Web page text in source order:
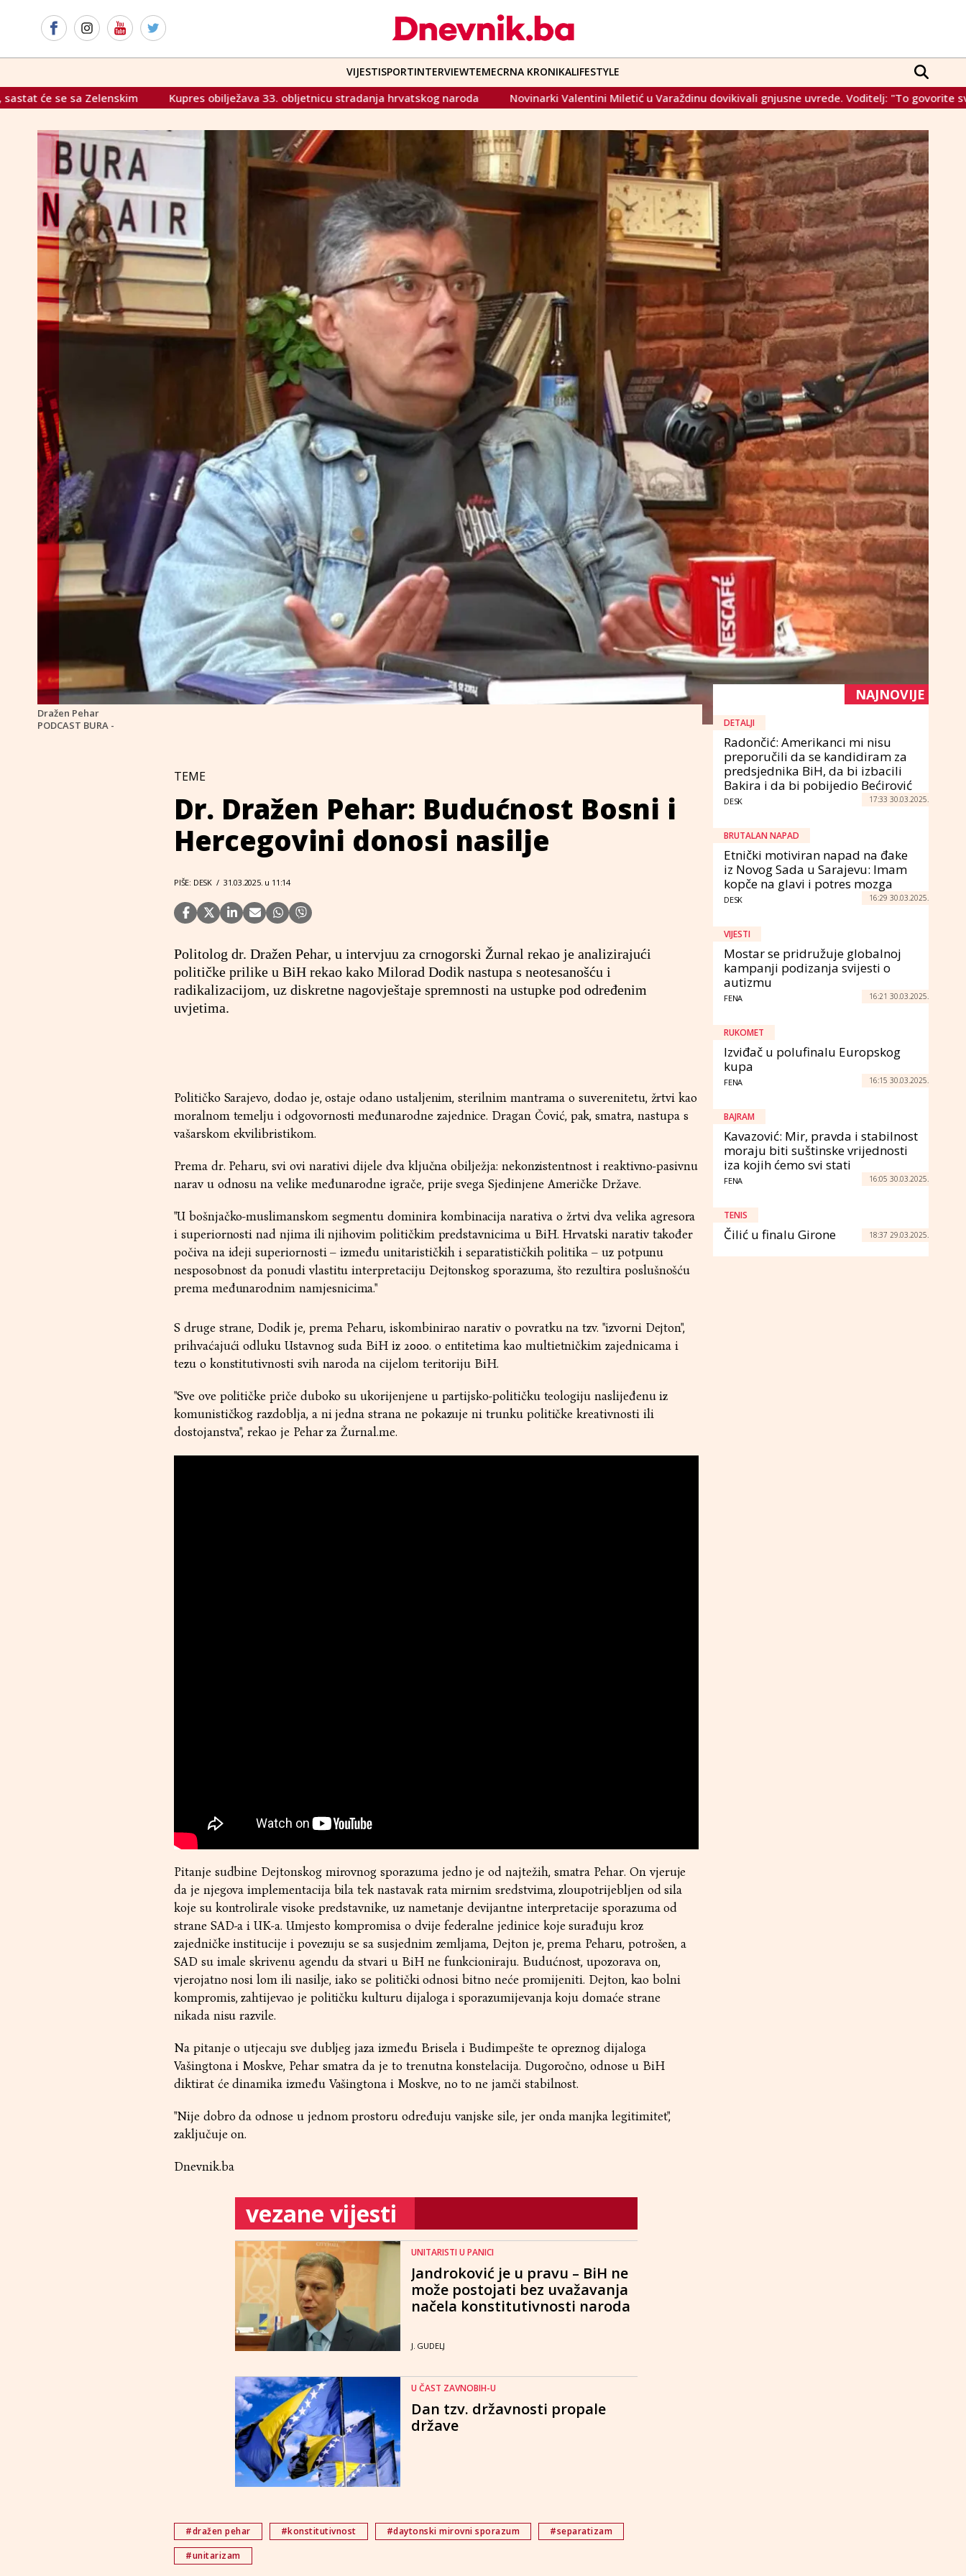
VIJESTISPORTINTERVIEWTEMECRNA KRONIKALIFESTYLE
obilježava 33. obljetnicu stradanja hrvatskog naroda Novinarki Valentini Miletić u Varaždinu dovikivali gnjusne uvrede. Voditelj: "To govorite svojima doma" Alarmantno
Dražen Pehar
PODCAST BURA -
TEME
Dr. Dražen Pehar: Budućnost Bosni i
Hercegovini donosi nasilje
PIŠE: DESK / 31.03.2025. u 11:14
Politolog dr. Dražen Pehar, u intervjuu za crnogorski Žurnal rekao je analizirajući
političke prilike u BiH rekao kako Milorad Dodik nastupa s neotesanošću i
radikalizacijom, uz diskretne nagovještaje spremnosti na ustupke pod određenim
uvjetima.
Političko Sarajevo, dodao je, ostaje odano ustaljenim, sterilnim mantrama o suverenitetu, žrtvi kao
moralnom temelju i odgovornosti međunarodne zajednice. Dragan Čović, pak, smatra, nastupa s
vašarskom ekvilibristikom.
Prema dr. Peharu, svi ovi narativi dijele dva ključna obilježja: nekonzistentnost i reaktivno-pasivnu
narav u odnosu na velike međunarodne igrače, prije svega Sjedinjene Američke Države.
"U bošnjačko-muslimanskom segmentu dominira kombinacija narativa o žrtvi dva velika agresora
i superiornosti nad njima ili njihovim političkim predstavnicima u BiH. Hrvatski narativ također
počiva na ideji superiornosti – između unitarističkih i separatističkih politika – uz potpunu
nesposobnost da ponudi vlastitu interpretaciju Dejtonskog sporazuma, što rezultira poslušnošću
prema međunarodnim namjesnicima."
S druge strane, Dodik je, prema Peharu, iskombinirao narativ o povratku na tzv. "izvorni Dejton",
prihvaćajući odluku Ustavnog suda BiH iz 2000. o entitetima kao multietničkim zajednicama i
tezu o konstitutivnosti svih naroda na cijelom teritoriju BiH.
"Sve ove političke priče duboko su ukorijenjene u partijsko-političku teologiju naslijeđenu iz
komunističkog razdoblja, a ni jedna strana ne pokazuje ni trunku političke kreativnosti ili
dostojanstva", rekao je Pehar zaŽurnal.me.
Pitanje sudbine Dejtonskog mirovnog sporazuma jedno je od najtežih, smatra Pehar. On vjeruje
da je njegova implementacija bila tek nastavak rata mirnim sredstvima, zloupotrijebljen od sila
koje su kontrolirale visoke predstavnike, uz nametanje devijantne interpretacije sporazuma od
strane SAD-a i UK-a. Umjesto kompromisa o dvije federalne jedinice koje surađuju kroz
zajedničke institucije i povezuju se sa susjednim zemljama, Dejton je, prema Peharu, potrošen, a
SAD su imale skrivenu agendu da stvari u BiH ne funkcioniraju. Budućnost, upozorava on,
vjerojatno nosi lom ili nasilje, iako se politički odnosi bitno neće promijeniti. Dejton, kao bolni
kompromis, zahtijevao je političku kulturu dijaloga i sporazumijevanja koju domaće strane
nikada nisu razvile.
Na pitanje o utjecaju sve dubljeg jaza između Brisela i Budimpešte te opreznog dijaloga
Vašingtona i Moskve, Pehar smatra da je to trenutna konstelacija. Dugoročno, odnose u BiH
diktirat će dinamika između Vašingtona i Moskve, no to ne jamči stabilnost.
"Nije dobro da odnose u jednom prostoru određuju vanjske sile, jer onda manjka legitimitet",
zaključuje on.
Dnevnik.ba
vezane vijesti
UNITARISTI U PANICI
Jandroković je u pravu – BiH ne
može postojati bez uvažavanja
načela konstitutivnosti naroda
J. GUDELJ
U ČAST ZAVNOBIH-U
Dan tzv. državnosti propale
države
#dražen pehar #konstitutivnost #daytonski mirovni sporazum
#separatizam
#unitarizam
NAJNOVIJE
DETALJI
Radončić: Amerikanci mi nisu
preporučili da se kandidiram za
predsjednika BiH, da bi izbacili
Bakira i da bi pobijedio Bećirović
DESK 17:33 30.03.2025.
BRUTALAN NAPAD
Etnički motiviran napad na đake
iz Novog Sada u Sarajevu: Imam
kopče na glavi i potres mozga
DESK 16:29 30.03.2025.
VIJESTI
Mostar se pridružuje globalnoj
kampanji podizanja svijesti o
autizmu
FENA 16:21 30.03.2025.
RUKOMET
Izviđač u polufinalu Europskog
kupa
FENA 16:15 30.03.2025.
BAJRAM
Kavazović: Mir, pravda i stabilnost
moraju biti suštinske vrijednosti
iza kojih ćemo svi stati
FENA 16:05 30.03.2025.
TENIS
Čilić u finalu Girone 18:37 29.03.2025.